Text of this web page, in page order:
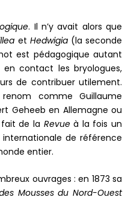
. Il n’y avait alors que
et Hedwigia(la seconde
est pédagogique autant
contact les bryologues,
de contribuer utilement.
comme Guillaume
Geheeb en Allemagne ou
fait de la Revueà la fois un
de référence
entier.
ouvrages : en 1873 sa
Mousses du Nord-Ouest